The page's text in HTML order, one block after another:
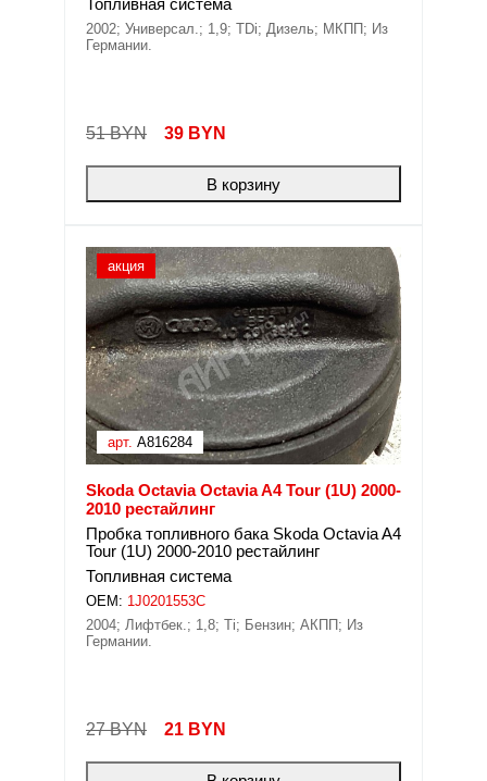
Топливная система
2002; Универсал.; 1,9; TDi; Дизель; МКПП; Из
Германии.
51 BYN 39 BYN
В корзину
акция
арт. A816284
Skoda Octavia Octavia A4 Tour (1U) 2000-
2010 рестайлинг
Пробка топливного бака Skoda Octavia A4
Tour (1U) 2000-2010 рестайлинг
Топливная система
OEM: 1J0201553C
2004; Лифтбек.; 1,8; Ti; Бензин; АКПП; Из
Германии.
27 BYN 21 BYN